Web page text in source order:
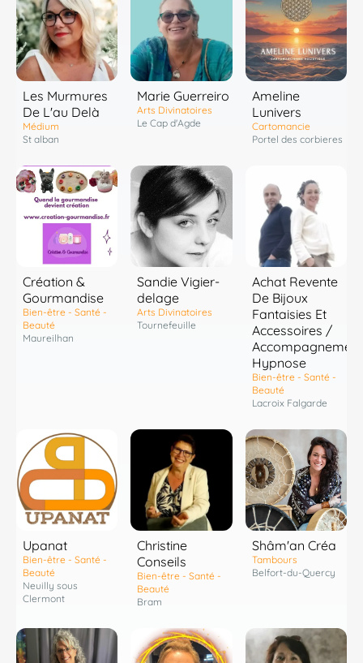
Les Murmures
De L'au Delà
Médium
St alban
Marie Guerreiro
Arts Divinatoires
Le Cap d'Agde
Ameline
Lunivers
Cartomancie
Portel des corbieres
Création &
Gourmandise
Bien-être - Santé -
Beauté
Maureilhan
Sandie Vigier-
delage
Arts Divinatoires
Tournefeuille
Achat Revente
De Bijoux
Fantaisies Et
Accessoires /
Accompagnement
Hypnose
Bien-être - Santé -
Beauté
Lacroix Falgarde
Upanat
Bien-être - Santé -
Beauté
Neuilly sous
Clermont
Christine
Conseils
Bien-être - Santé -
Beauté
Bram
Shâm'an Créa
Tambours
Belfort-du-Quercy